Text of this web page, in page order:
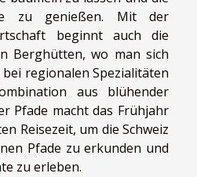
zu genießen. Mit der
beginnt auch die
Berghütten, wo man sich
regionalen Spezialitäten
aus blühender
Pfade macht das Frühjahr
Reisezeit, um die Schweiz
Pfade zu erkunden und
zu erleben.